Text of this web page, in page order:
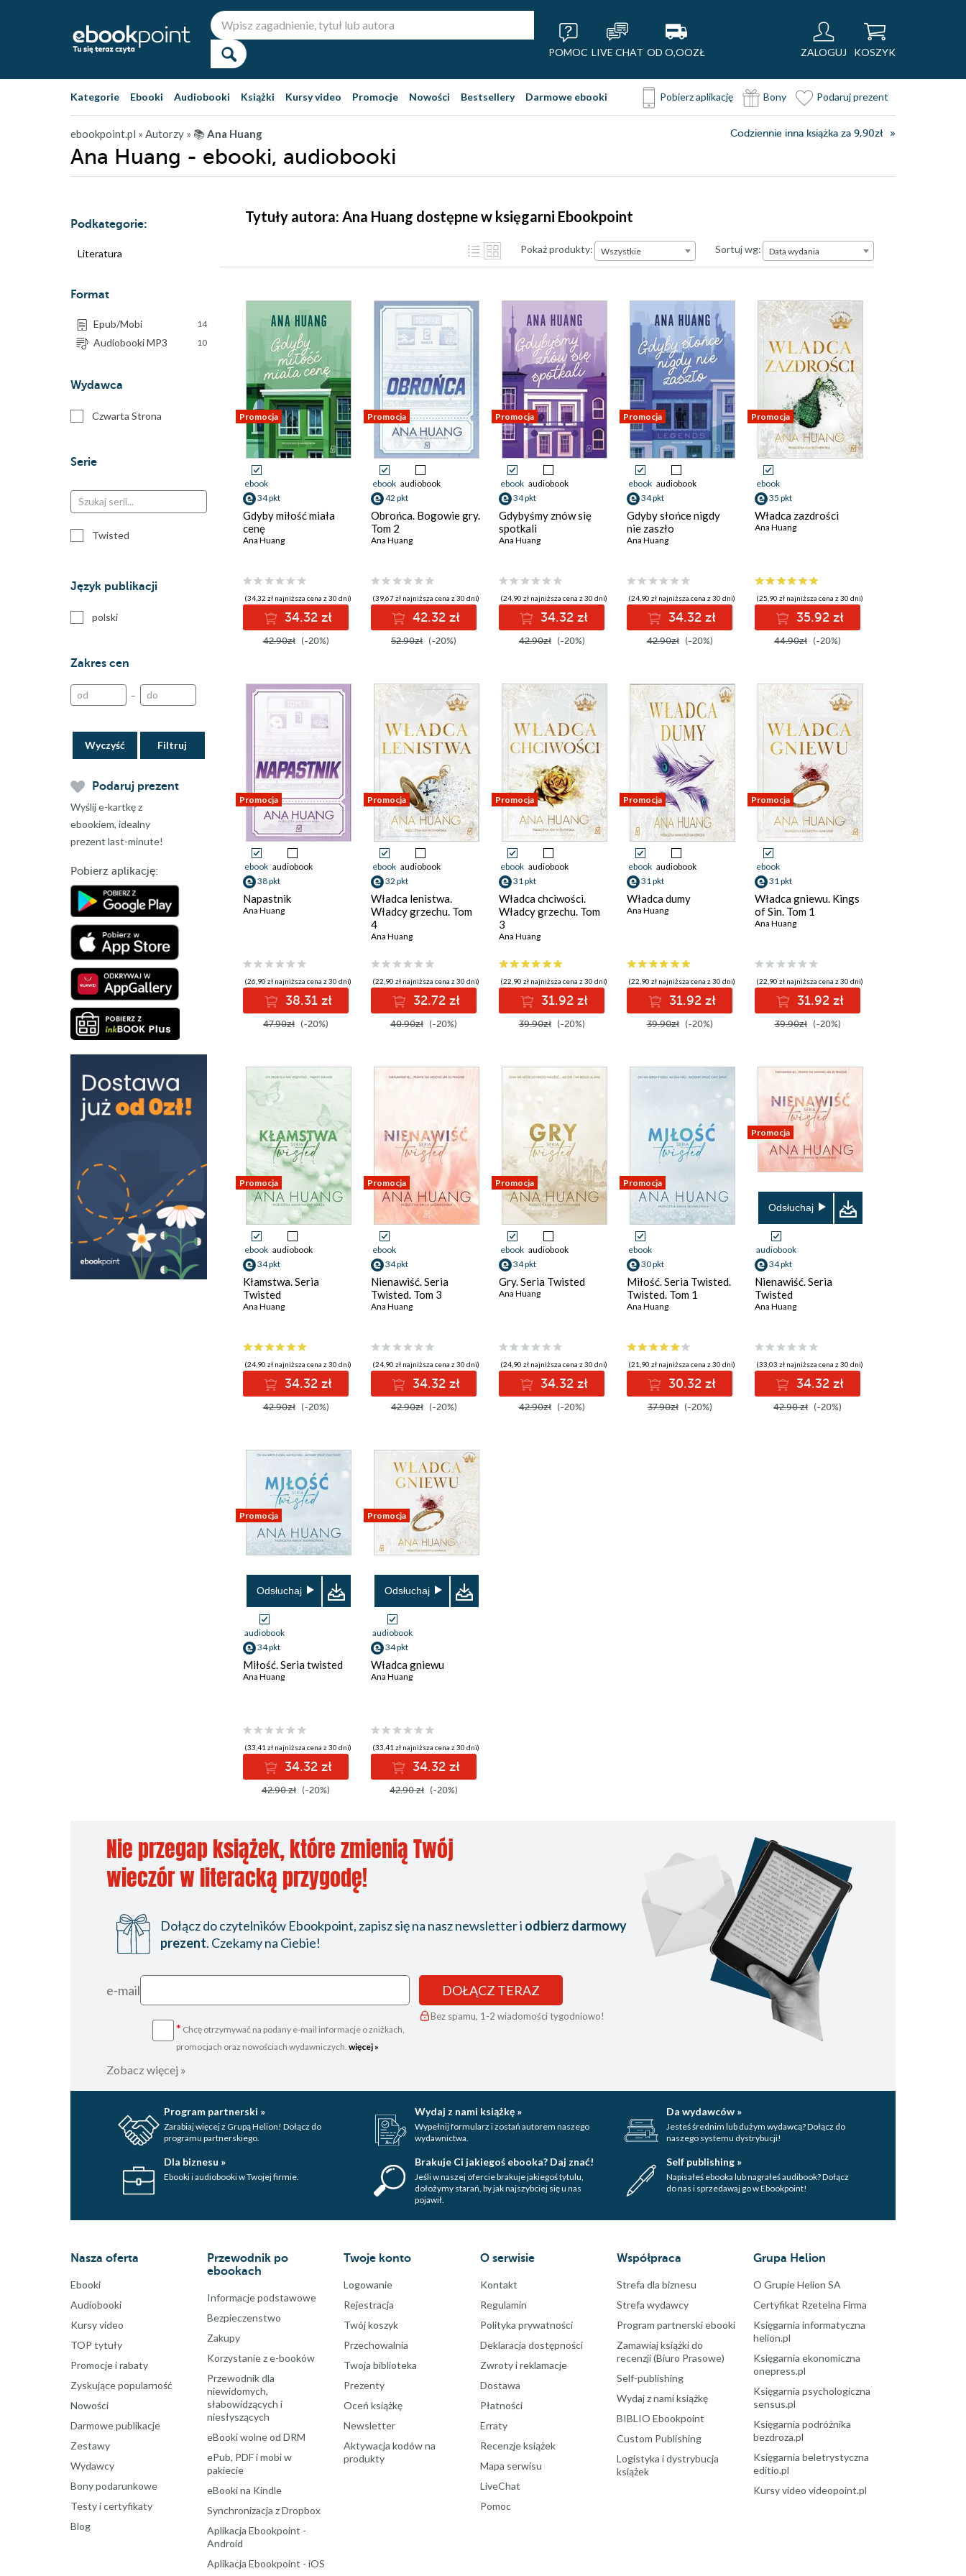
POMOC LIVE CHAT OD O,OOZŁ ZALOGUJ KOSZYK
Kategorie Ebooki Audiobooki Książki Kursy video Promocje Nowości Bestsellery Darmowe ebooki Pobierz aplikację Bony Podaruj prezent
ebookpoint.pl » Autorzy » 📚Ana Huang Codziennie inna książka za 9,90zł
Ana Huang - ebooki, audiobooki
Podkategorie:
Literatura
Format
Epub/Mobi 14
Audiobooki MP3 10
Wydawca
Czwarta Strona
Serie
Twisted
Język publikacji
polski
Zakres cen
–
Wyczyść
Podaruj prezent
Wyślij e-kartkę z
ebookiem, idealny
prezent last-minute!
Pobierz aplikację:
Tytuły autora: Ana Huang dostępne w księgarni Ebookpoint
Pokaż produkty: Wszystkie Sortuj wg:Data wydania
Data wydania
Promocja
ebook
34 pkt
Gdyby miłość miała
cenę
Ana Huang
(34,32 zł najniższa cena z 30 dni)
34.32 zł
42.90zł (-20%)
Promocja
ebook audiobook
42 pkt
Obrońca. Bogowie gry.
Tom 2
Ana Huang
(39,67 zł najniższa cena z 30 dni)
42.32 zł
52.90zł (-20%)
Promocja
ebook audiobook
34 pkt
Gdybyśmy znów się
spotkali
Ana Huang
(24,90 zł najniższa cena z 30 dni)
34.32 zł
42.90zł (-20%)
Promocja
ebook audiobook
34 pkt
Gdyby słońce nigdy
nie zaszło
Ana Huang
(24,90 zł najniższa cena z 30 dni)
34.32 zł
42.90zł (-20%)
Promocja
ebook
35 pkt
Władca zazdrości
Ana Huang
(25,90 zł najniższa cena z 30 dni)
35.92 zł
44.90zł (-20%)
Promocja
ebook audiobook
38 pkt
Napastnik
Ana Huang
(26,90 zł najniższa cena z 30 dni)
38.31 zł
47.90zł (-20%)
Promocja
ebook audiobook
32 pkt
Władca lenistwa.
Władcy grzechu. Tom
4
Ana Huang
(22,90 zł najniższa cena z 30 dni)
32.72 zł
40.90zł (-20%)
Promocja
ebook audiobook
31 pkt
Władca chciwości.
Władcy grzechu. Tom
3
Ana Huang
(22,90 zł najniższa cena z 30 dni)
31.92 zł
39.90zł (-20%)
Promocja
ebook audiobook
31 pkt
Władca dumy
Ana Huang
(22,90 zł najniższa cena z 30 dni)
31.92 zł
39.90zł (-20%)
Promocja
ebook
31 pkt
Władca gniewu. Kings
of Sin. Tom 1
Ana Huang
(22,90 zł najniższa cena z 30 dni)
31.92 zł
39.90zł (-20%)
Promocja
ebook audiobook
34 pkt
Kłamstwa. Seria
Twisted
Ana Huang
(24,90 zł najniższa cena z 30 dni)
34.32 zł
42.90zł (-20%)
Promocja
ebook
34 pkt
Nienawiść. Seria
Twisted. Tom 3
Ana Huang
(24,90 zł najniższa cena z 30 dni)
34.32 zł
42.90zł (-20%)
Promocja
ebook audiobook
34 pkt
Gry. Seria Twisted
Ana Huang
(24,90 zł najniższa cena z 30 dni)
34.32 zł
42.90zł (-20%)
Promocja
ebook
30 pkt
Miłość. Seria Twisted.
Twisted. Tom 1
Ana Huang
(21,90 zł najniższa cena z 30 dni)
30.32 zł
37.90zł (-20%)
Promocja
Odsłuchaj
audiobook
34 pkt
Nienawiść. Seria
Twisted
Ana Huang
(33,03 zł najniższa cena z 30 dni)
34.32 zł
42.90 zł (-20%)
Promocja
Odsłuchaj
audiobook
34 pkt
Miłość. Seria twisted
Ana Huang
(33,41 zł najniższa cena z 30 dni)
34.32 zł
42.90 zł (-20%)
Promocja
Odsłuchaj
audiobook
34 pkt
Władca gniewu
Ana Huang
(33,41 zł najniższa cena z 30 dni)
34.32 zł
42.90 zł (-20%)
Nie przegap książek, które zmienią Twój
wieczór w literacką przygodę!
Dołącz do czytelników Ebookpoint, zapisz się na nasz newsletter i odbierz darmowy
prezent. Czekamy na Ciebie!
e-mail
* Chcę otrzymywać na podany e-mail informacje o zniżkach,
promocjach oraz nowościach wydawniczych. więcej »
DOŁĄCZ TERAZ
Bez spamu, 1-2 wiadomości tygodniowo!
Zobacz więcej »
Program partnerski »
Zarabiaj więcej z Grupą Helion! Dołącz do
programu partnerskiego.
Wydaj z nami książkę »
Wypełnij formularz i zostań autorem naszego
wydawnictwa.
Da wydawców »
Jesteś średnim lub dużym wydawcą? Dołącz do
naszego systemu dystrybucji!
Dla biznesu »
Ebooki i audiobooki w Twojej firmie.
Brakuje Ci jakiegoś ebooka? Daj znać!
Jeśli w naszej ofercie brakuje jakiegoś tytulu,
dołożymy starań, by jak najszybciej się u nas
pojawił.
Self publishing »
Napisałeś ebooka lub nagrałeś audibook? Dołącz
do nas i sprzedawaj go w Ebookpoint!
Nasza oferta
Ebooki
Audiobooki
Kursy video
TOP tytuły
Promocje i rabaty
Zyskujące popularność
Nowości
Darmowe publikacje
Zestawy
Wydawcy
Bony podarunkowe
Testy i certyfikaty
Blog
Przewodnik po
ebookach
Informacje podstawowe
Bezpieczenstwo
Zakupy
Korzystanie z e-booków
Przewodnik dla
niewidomych,
słabowidzących i
niesłyszących
eBooki wolne od DRM
ePub, PDF i mobi w
pakiecie
eBooki na Kindle
Synchronizacja z Dropbox
Aplikacja Ebookpoint -
Android
Aplikacja Ebookpoint - iOS
Twoje konto
Logowanie
Rejestracja
Twój koszyk
Przechowalnia
Twoja biblioteka
Prezenty
Oceń książkę
Newsletter
Aktywacja kodów na
produkty
O serwisie
Kontakt
Regulamin
Polityka prywatności
Deklaracja dostępności
Zwroty i reklamacje
Dostawa
Płatności
Erraty
Recenzje książek
Mapa serwisu
LiveChat
Pomoc
Współpraca
Strefa dla biznesu
Strefa wydawcy
Program partnerski ebooki
Zamawiaj książki do
recenzji (Biuro Prasowe)
Self-publishing
Wydaj z nami książkę
BIBLIO Ebookpoint
Custom Publishing
Logistyka i dystrybucja
książek
Grupa Helion
O Grupie Helion SA
Certyfikat Rzetelna Firma
Księgarnia informatyczna
helion.pl
Księgarnia ekonomiczna
onepress.pl
Księgarnia psychologiczna
sensus.pl
Księgarnia podróżnika
bezdroza.pl
Księgarnia beletrystyczna
editio.pl
Kursy video videopoint.pl